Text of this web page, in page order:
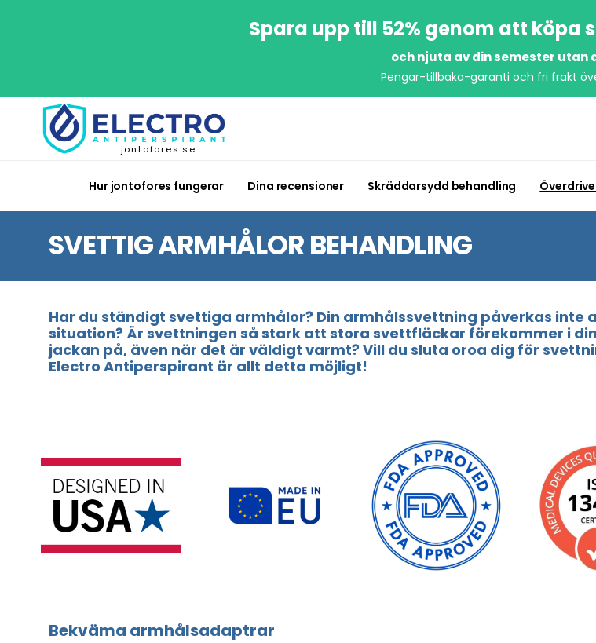
Spara upp till 52% genom att köpa
och njuta av din semester utan
Pengar-tillbaka-garanti och fri frakt
jontofores.se
Hur jontofores fungerar Dina recensioner Skräddarsydd behandling
SVETTIG ARMHÅLOR BEHANDLING
Har du ständigt svettiga armhålor? Din armhålssvettning påverkas inte
situation? Är svettningen så stark att stora svettfläckar förekommer i
jackan på, även när det är väldigt varmt? Vill du sluta oroa dig för
Electro Antiperspirant är allt detta möjligt!
Bekväma armhålsadaptrar